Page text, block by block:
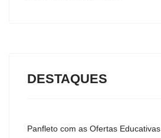
DESTAQUES
Panfleto com as Ofertas Educativas